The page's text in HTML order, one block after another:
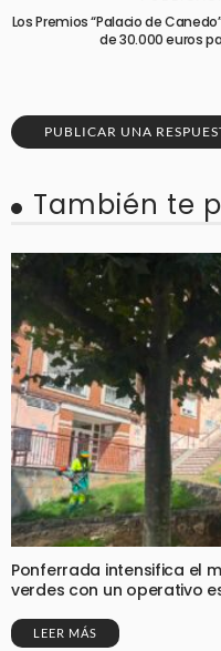
Los Premios “Palacio de
de 30.000 euros
PUBLICAR UNA
También te
Ponferrada intensifica el
verdes con un operativo
LEER MÁS